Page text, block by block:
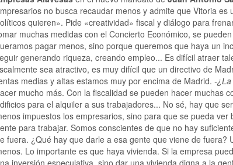
no busca recaudar menos y admite que Vitoria
quieren». Pide «creatividad» fiscal y diálogo para
muchas medidas con el Concierto Económico, se
pagar menos, sino porque queremos que haya un
generando riqueza, creando empleo... Es difícil atraer
sea atractivo, es muy difícil que un directivo de
medias y altas estamos muy por encima de Madrid. -
mucho más. Con la fiscalidad se pueden hacer muchas
para el alquiler a sus trabajadores... No sé, hay que
impuestos los empresarios, sino para que se pueda
para trabajar. Somos conscientes de que no hay
fuera. ¿Qué hay que darle a esa gente que viene de
Lo importante es que haya vivienda. Si la empresa